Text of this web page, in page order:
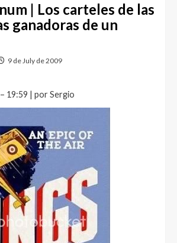
| Los carteles de las
ganadoras de un
9 de July de 2009
19:59 | por Sergio